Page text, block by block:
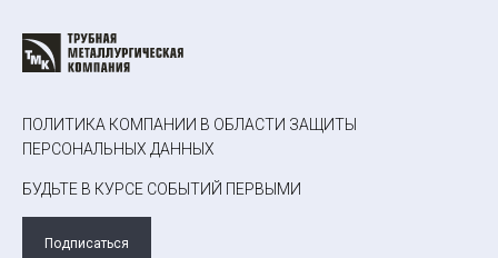
ПОЛИТИКА КОМПАНИИ В ОБЛАСТИ ЗАЩИТЫ
ПЕРСОНАЛЬНЫХ ДАННЫХ
БУДЬТЕ В КУРСЕ СОБЫТИЙ ПЕРВЫМИ
Подписаться